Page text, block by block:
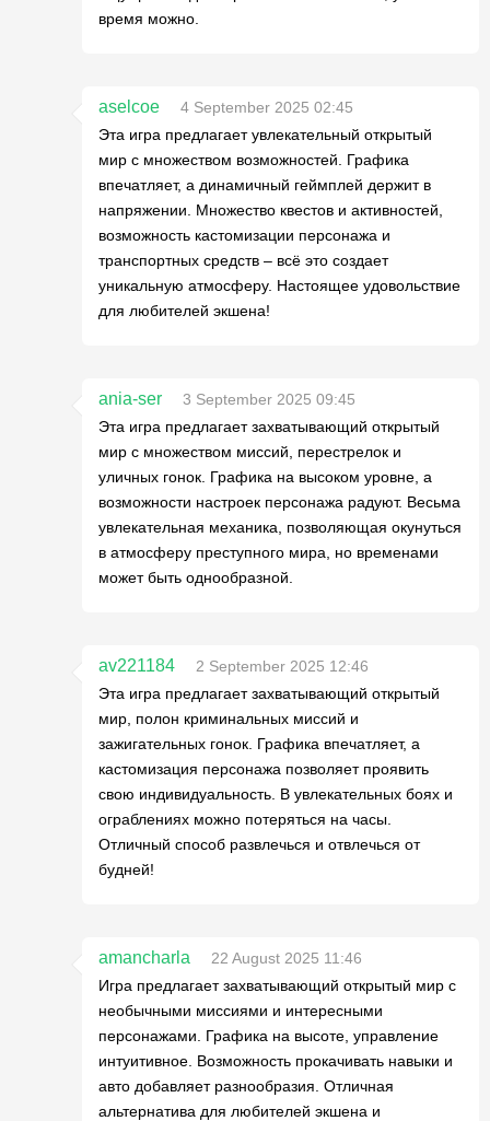
время можно.
aselcoe
4 September 2025 02:45
Эта игра предлагает увлекательный открытый
мир с множеством возможностей. Графика
впечатляет, а динамичный геймплей держит в
напряжении. Множество квестов и активностей,
возможность кастомизации персонажа и
транспортных средств – всё это создает
уникальную атмосферу. Настоящее удовольствие
для любителей экшена!
ania-ser
3 September 2025 09:45
Эта игра предлагает захватывающий открытый
мир с множеством миссий, перестрелок и
уличных гонок. Графика на высоком уровне, а
возможности настроек персонажа радуют. Весьма
увлекательная механика, позволяющая окунуться
в атмосферу преступного мира, но временами
может быть однообразной.
av221184
2 September 2025 12:46
Эта игра предлагает захватывающий открытый
мир, полон криминальных миссий и
зажигательных гонок. Графика впечатляет, а
кастомизация персонажа позволяет проявить
свою индивидуальность. В увлекательных боях и
ограблениях можно потеряться на часы.
Отличный способ развлечься и отвлечься от
будней!
amancharla
22 August 2025 11:46
Игра предлагает захватывающий открытый мир с
необычными миссиями и интересными
персонажами. Графика на высоте, управление
интуитивное. Возможность прокачивать навыки и
авто добавляет разнообразия. Отличная
альтернатива для любителей экшена и